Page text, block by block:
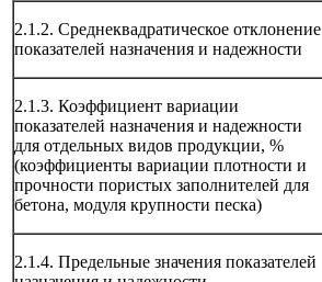
2.1.2. Среднеквадратическое отклонение
показателей назначения и надежности
2.1.3. Коэффициент вариации
показателей назначения и надежности
для отдельных видов продукции, %
(коэффициенты вариации плотности и
прочности пористых заполнителей для
бетона, модуля крупности песка)
2.1.4. Предельные значения показателей